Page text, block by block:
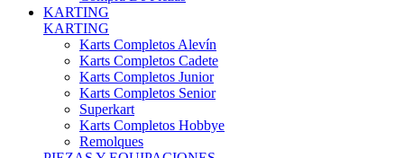
KARTING
KARTING
Karts Completos Alevín
Karts Completos Cadete
Karts Completos Junior
Karts Completos Senior
Superkart
Karts Completos Hobbye
Remolques